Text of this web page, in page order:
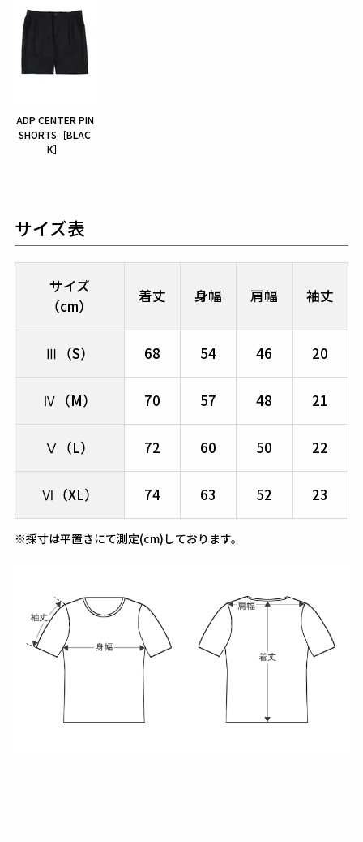
ADP CENTER PIN
SHORTS［BLAC
K］
サイズ表
サイズ
（cm）
着丈 身幅 肩幅 袖丈
Ⅲ（S） 68 54 46 20
Ⅳ（M） 70 57 48 21
Ⅴ（L） 72 60 50 22
Ⅵ（XL） 74 63 52 23
※採寸は平置きにて測定(cm)しております。